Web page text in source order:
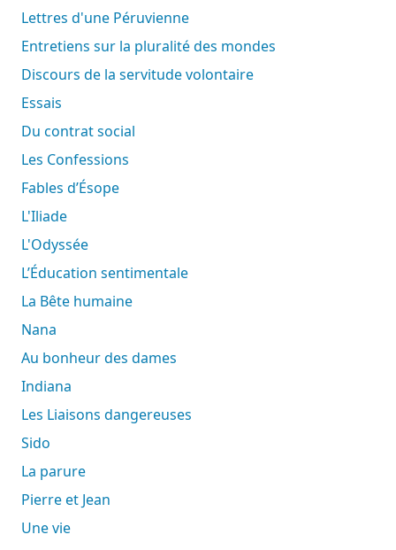
Lettres d'une Péruvienne
Entretiens sur la pluralité des mondes
Discours de la servitude volontaire
Essais
Du contrat social
Les Confessions
Fables d’Ésope
L'Iliade
L'Odyssée
L’Éducation sentimentale
La Bête humaine
Nana
Au bonheur des dames
Indiana
Les Liaisons dangereuses
Sido
La parure
Pierre et Jean
Une vie